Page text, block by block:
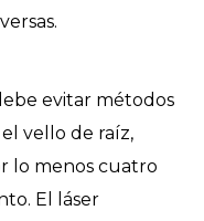
evitar métodos
vello de raíz,
lo menos cuatro
El láser